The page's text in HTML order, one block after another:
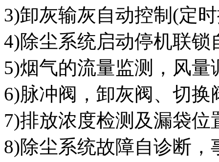
3)卸灰输灰自动控制(定
4)除尘系统启动停机联锁
5)烟气的流量监测，风量
6)脉冲阀，卸灰阀、切换
7)排放浓度检测及漏袋位
8)除尘系统故障自诊断